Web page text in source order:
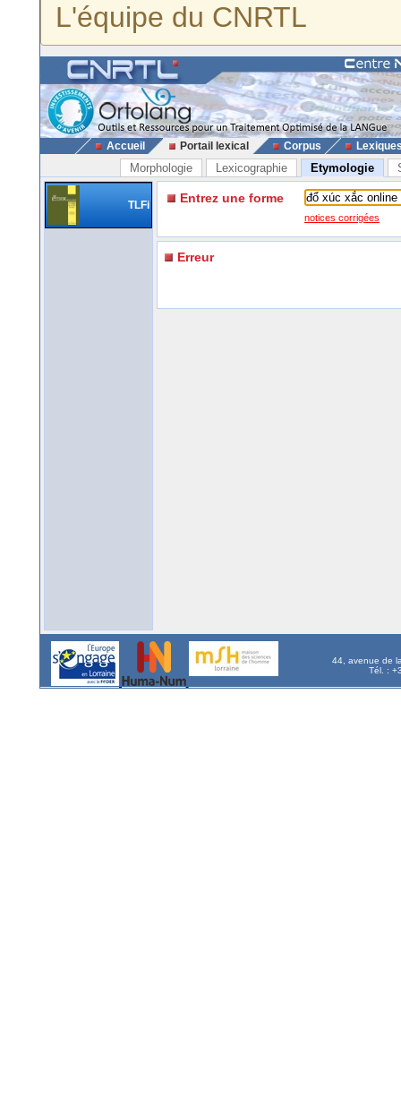
L'équipe du CNRTL
Accueil Portail lexical Corpus
Morphologie Lexicographie Etymologie
TLFi Entrez une forme
notices corrigées
Erreur
44, avenue de
Tél. :